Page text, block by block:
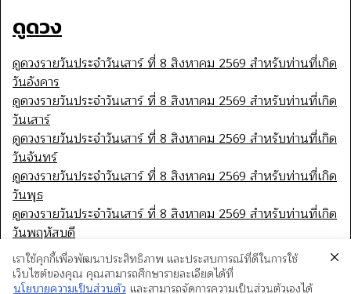
ดูดวง
ดูดวงรายวันประจำวันเสาร์ ที่ 8 สิงหาคม 2569 สำหรับท่านที่เกิด
วันอังคาร
ดูดวงรายวันประจำวันเสาร์ ที่ 8 สิงหาคม 2569 สำหรับท่านที่เกิด
วันเสาร์
ดูดวงรายวันประจำวันเสาร์ ที่ 8 สิงหาคม 2569 สำหรับท่านที่เกิด
วันจันทร์
ดูดวงรายวันประจำวันเสาร์ ที่ 8 สิงหาคม 2569 สำหรับท่านที่เกิด
วันพุธ
ดูดวงรายวันประจำวันเสาร์ ที่ 8 สิงหาคม 2569 สำหรับท่านที่เกิด
วันพฤหัสบดี
เราใช้คุกกี้เพื่อพัฒนาประสิทธิภาพ และประสบการณ์ที่ดีในการใช้
เว็บไซต์ของคุณ คุณสามารถศึกษารายละเอียดได้ที่
นโยบายความเป็นส่วนตัว และสามารถจัดการความเป็นส่วนตัวเองได้